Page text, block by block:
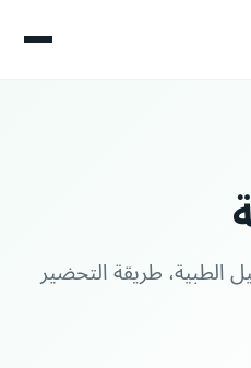
الطبية، طريقة التحضير